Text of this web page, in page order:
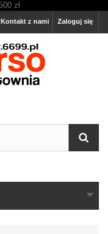
Zaloguj się
Kontakt z nami